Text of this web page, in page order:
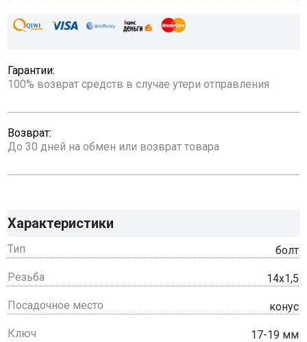
Гарантии:
100% возврат средств в случае утери отправления
Возврат:
До 30 дней на обмен или возврат товара
Характеристики
Тип болт
Резьба 14x1,5
Посадочное место конус
Ключ 17-19 мм